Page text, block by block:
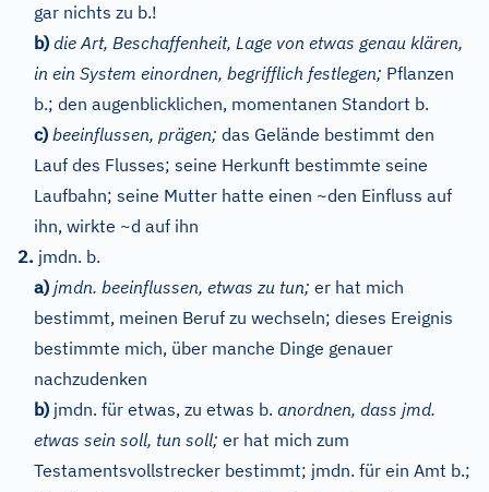
gar nichts zu b.!
b) die Art, Beschaffenheit, Lage von etwas genau klären,
in ein System einordnen, begrifflich festlegen; Pflanzen
b.; den augenblicklichen, momentanen Standort b.
c) beeinflussen, prägen; das Gelände bestimmt den
Lauf des Flusses; seine Herkunft bestimmte seine
Laufbahn; seine Mutter hatte einen ~den Einfluss auf
ihn, wirkte ~d auf ihn
2. jmdn. b.
a) jmdn. beeinflussen, etwas zu tun; er hat mich
bestimmt, meinen Beruf zu wechseln; dieses Ereignis
bestimmte mich, über manche Dinge genauer
nachzudenken
b) jmdn. für etwas, zu etwas b. anordnen, dass jmd.
etwas sein soll, tun soll; er hat mich zum
Testamentsvollstrecker bestimmt; jmdn. für ein Amt b.;